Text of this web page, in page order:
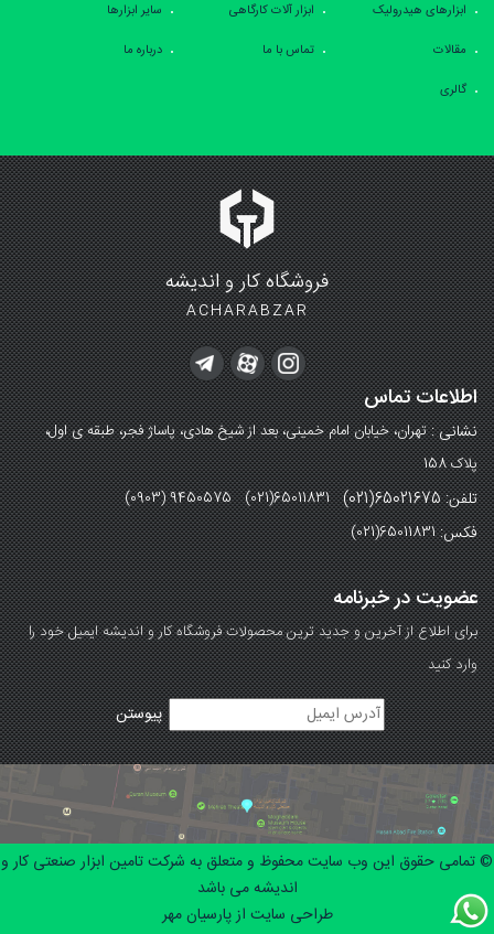
ابزارهای هیدرولیک
ابزار آلات کارگاهی
سایر ابزارها
مقالات
تماس با ما
درباره ما
گالری
فروشگاه کار و اندیشه
ACHARABZAR
اطلاعات تماس
نشانی :تهران، خیابان امام خمینی، بعد از شیخ هادی، پاساژ فجر، طبقه ی اول،
پلاک 158
تلفن: 65021675(021) (0903) 9450575 (021)65011831
فکس:(021)65011831
عضویت در خبرنامه
برای اطلاع از آخرین و جدید ترین محصولات فروشگاه کار و اندیشه ایمیل خود را
وارد کنید
© تمامی حقوق این وب سایت محفوظ و متعلق به شرکت تامین ابزار صنعتی کار و
اندیشه می باشد
طراحی سایت از پارسیان مهر